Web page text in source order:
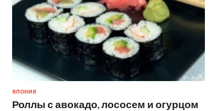
ЯПОНИЯ
Роллы с авокадо, лососем и огурцом